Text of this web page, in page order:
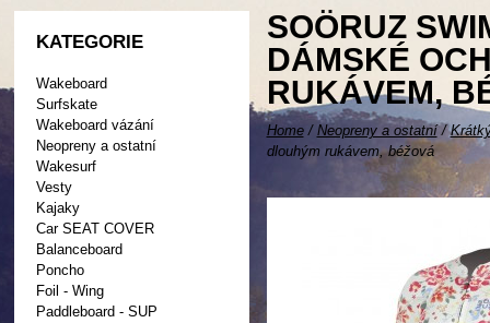
KATEGORIE
Wakeboard
Surfskate
Wakeboard vázání
Neopreny a ostatní
Wakesurf
Vesty
Kajaky
Car SEAT COVER
Balanceboard
Poncho
Foil - Wing
Paddleboard - SUP
SOÖRUZ
DÁMSKÉ
RUKÁVEM,
Home/ Neopreny a ostatní/
dlouhým rukávem, béžová